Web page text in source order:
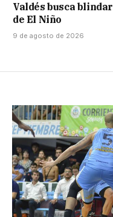
Valdés busca
de El Niño
9 de agosto de 2026